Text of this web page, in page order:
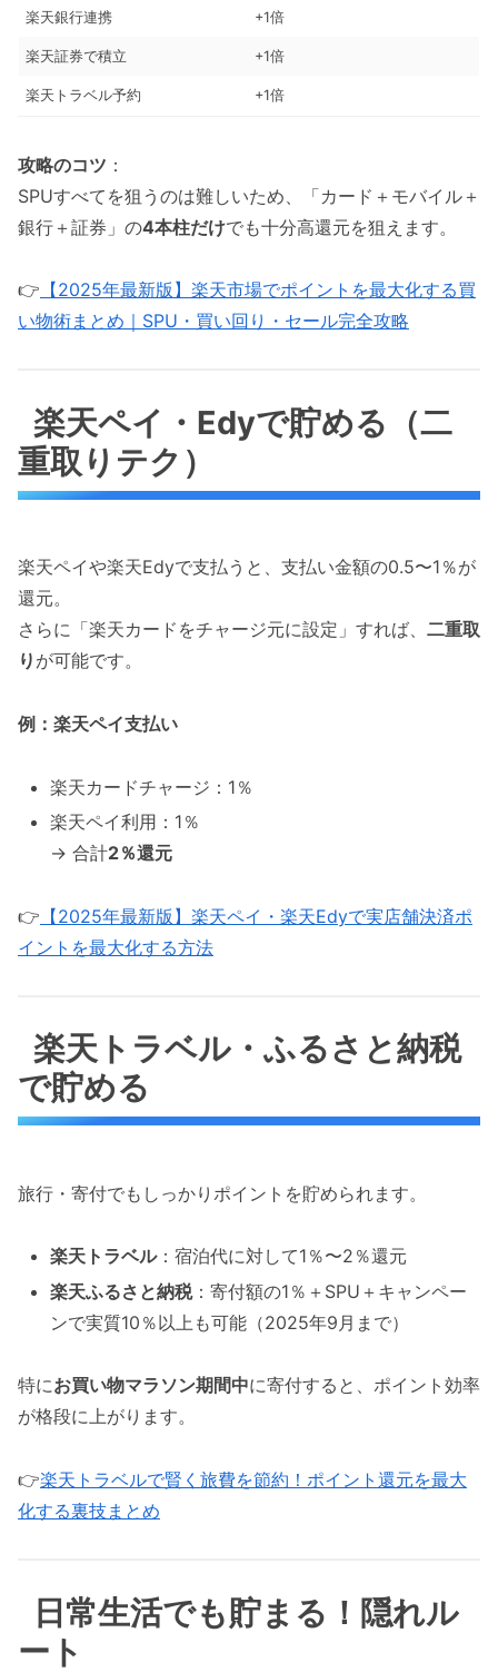
楽天銀行連携 +1倍
楽天証券で積立 +1倍
楽天トラベル予約 +1倍
攻略のコツ ：
SPUすべてを狙うのは難しいため、「カード＋モバイル＋
銀行＋証券」の4本柱だけでも十分高還元を狙えます。
👉 【2025年最新版】楽天市場でポイントを最大化する買
い物術まとめ｜SPU・買い回り・セール完全攻略
楽天ペイ・Edyで貯める（二
重取りテク）
楽天ペイや楽天Edyで支払うと、支払い金額の0.5〜1％が
還元。
さらに「楽天カードをチャージ元に設定」すれば、 二重取
り が可能です。
例：楽天ペイ支払い
楽天カードチャージ：1％
楽天ペイ利用：1％
→ 合計2％還元
👉 【2025年最新版】楽天ペイ・楽天Edyで実店舗決済ポ
イントを最大化する方法
楽天トラベル・ふるさと納税
で貯める
旅行・寄付でもしっかりポイントを貯められます。
楽天トラベル：宿泊代に対して1％〜2％還元
楽天ふるさと納税：寄付額の1％＋SPU＋キャンペー
ンで実質10％以上も可能（2025年9月まで）
特にお買い物マラソン期間中に寄付すると、ポイント効率
が格段に上がります。
👉楽天トラベルで賢く旅費を節約！ポイント還元を最大
化する裏技まとめ
日常生活でも貯まる！隠れル
ート